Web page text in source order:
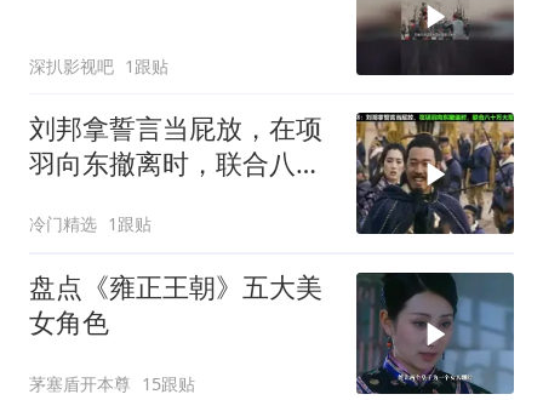
深扒影视吧 1跟贴
刘邦拿誓言当屁放，在项
羽向东撤离时，联合八十
冷门精选 1跟贴
盘点《雍正王朝》五大美
女角色
茅塞盾开本尊 15跟贴